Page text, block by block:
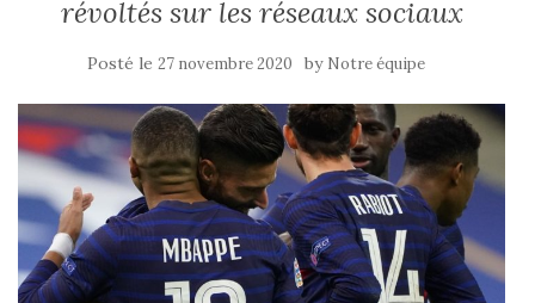
révoltés sur les réseaux sociaux
Posté le 27 novembre 2020 by Notre équipe